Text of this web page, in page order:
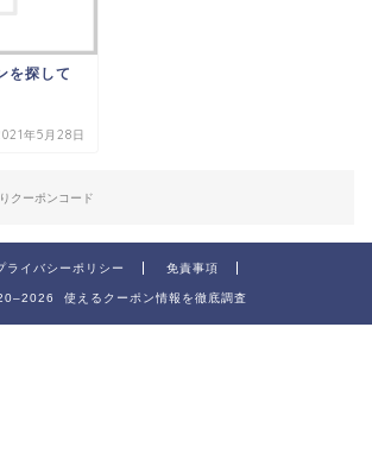
を探して
年5月28日
クーポンコード
ライバシーポリシー 免責事項
使えるクーポン情報を徹底調査